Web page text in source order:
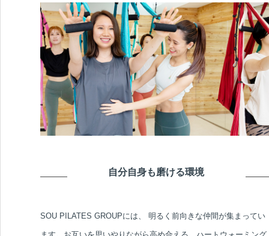
自分自身も磨ける環境
SOU PILATES GROUPには、 明るく前向きな仲間が集まってい